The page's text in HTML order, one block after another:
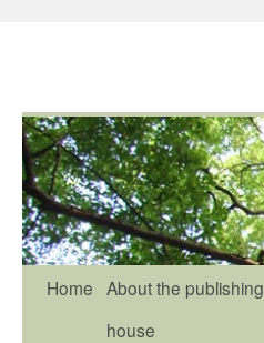
Home About the publishing
house